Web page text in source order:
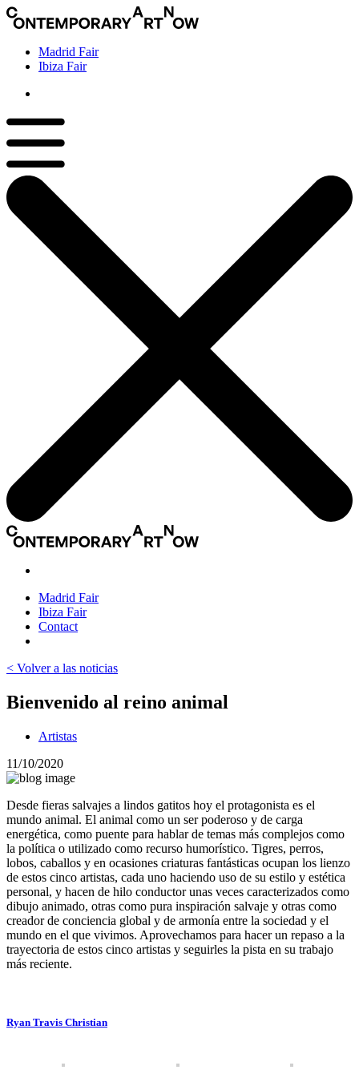
Madrid Fair
Ibiza Fair
Madrid Fair
Ibiza Fair
Contact
< Volver a las noticias
Bienvenido al reino animal
Artistas
11/10/2020
Desde fieras salvajes a lindos gatitos hoy el protagonista es el
mundo animal. El animal como un ser poderoso y de carga
energética, como puente para hablar de temas más complejos como
la política o utilizado como recurso humorístico. Tigres, perros,
lobos, caballos y en ocasiones criaturas fantásticas ocupan los lienzo
de estos cinco artistas, cada uno haciendo uso de su estilo y estética
personal, y hacen de hilo conductor unas veces caracterizados como
dibujo animado, otras como pura inspiración salvaje y otras como
creador de conciencia global y de armonía entre la sociedad y el
mundo en el que vivimos. Aprovechamos para hacer un repaso a la
trayectoria de estos cinco artistas y seguirles la pista en su trabajo
más reciente.
Ryan Travis Christian